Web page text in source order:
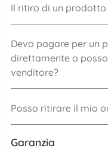
Il ritiro di un
Devo pagare per un
direttamente o
venditore?
Posso ritirare il mio
Garanzia